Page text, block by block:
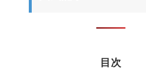
目次